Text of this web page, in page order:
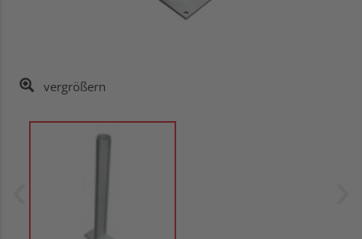
vergrößern